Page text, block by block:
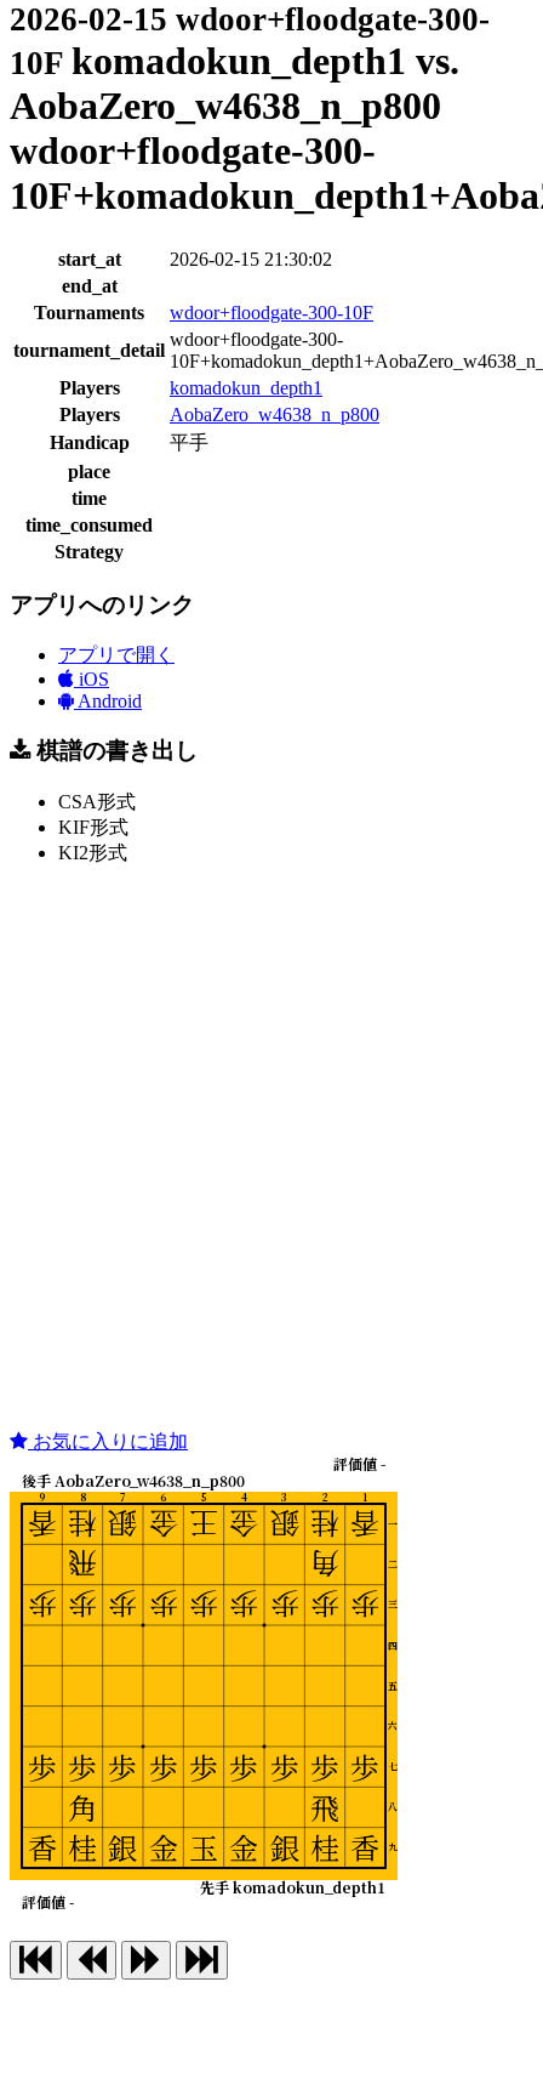
2026-02-15 wdoor+floodgate-300-
10F komadokun_depth1 vs.
AobaZero_w4638_n_p800
wdoor+floodgate-300-
start_at
2026-02-15 21:30:02
end_at
Tournaments
wdoor+floodgate-300-10F
tournament_detail
wdoor+floodgate-300-
Players
komadokun_depth1
Players
AobaZero_w4638_n_p800
Handicap
平手
place
time
time_consumed
Strategy
アプリへのリンク
アプリで開く
iOS
Android
棋譜の書き出し
CSA形式
KIF形式
KI2形式
お気に入りに追加
1
2
3
4
5
6
7
8
9
一
二
三
四
五
六
七
八
九
先手 komadokun_depth1
後手 AobaZero_w4638_n_p800
評価値 -
評価値 -
香
歩
歩
香
桂
角
歩
歩
飛
桂
銀
歩
歩
銀
金
歩
歩
金
王
歩
歩
玉
金
歩
歩
金
銀
歩
歩
銀
桂
飛
歩
歩
角
桂
香
歩
歩
香